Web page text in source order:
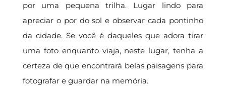
por uma pequena trilha. Lugar lindo para
apreciar o por do sol e observar cada pontinho
da cidade. Se você é daqueles que adora tirar
uma foto enquanto viaja, neste lugar, tenha a
certeza de que encontrará belas paisagens para
fotografar e guardar na memória.